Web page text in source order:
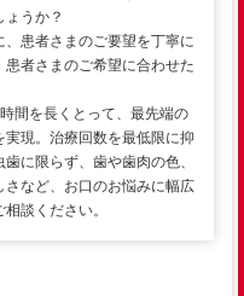
うか？
患者さまのご要望を丁寧に
者さまのご希望に合わせた
間を長くとって、最先端の
現。治療回数を最低限に抑
に限らず、歯や歯肉の色、
など、お口のお悩みに幅広
談ください。